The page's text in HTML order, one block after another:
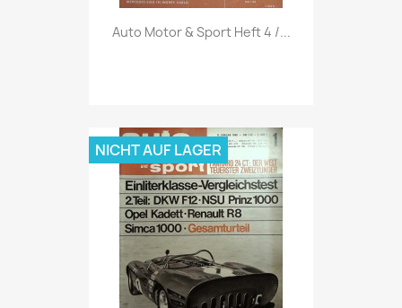
Vorschau
Auto Motor & Sport Heft 4 /...
NICHT AUF LAGER